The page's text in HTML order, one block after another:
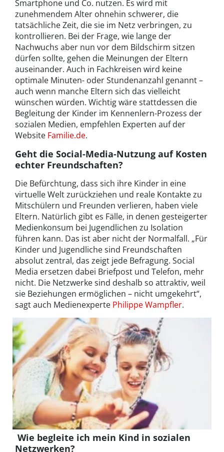
Smartphone und Co. nutzen. Es wird mit
zunehmendem Alter ohnehin schwerer, die
tatsächliche Zeit, die sie im Netz verbringen, zu
kontrollieren. Bei der Frage, wie lange der
Nachwuchs aber nun vor dem Bildschirm sitzen
dürfen sollte, gehen die Meinungen der Eltern
auseinander. Auch in Fachkreisen wird keine
optimale Minuten- oder Stundenanzahl genannt –
auch wenn manche Eltern sich das vielleicht
wünschen würden. Wichtig wäre stattdessen die
Begleitung der Kinder im Kennenlern-Prozess der
sozialen Medien, empfehlen Experten auf der
Website Familie.de.
Geht die Social-Media-Nutzung auf Kosten
echter Freundschaften?
Die Befürchtung, dass sich ihre Kinder in eine
virtuelle Welt zurückziehen und reale Kontakte zu
Mitschülern und Freunden verlieren, haben viele
Eltern. Natürlich gibt es Fälle, in denen gesteigerter
Medienkonsum bei Jugendlichen zu Isolation
führen kann. Das ist aber nicht der Normalfall. „Für
Kinder und Jugendliche sind Freundschaften
absolut zentral, das zeigt jede Befragung. Social
Media ersetzen dabei Briefpost und Telefon, mehr
nicht. Die Netzwerke sind deshalb so attraktiv, weil
sie Beziehungen ermöglichen – nicht umgekehrt“,
sagt auch Medienexperte Philippe Wampfler.
Wie begleite ich mein Kind in sozialen
Netzwerken?